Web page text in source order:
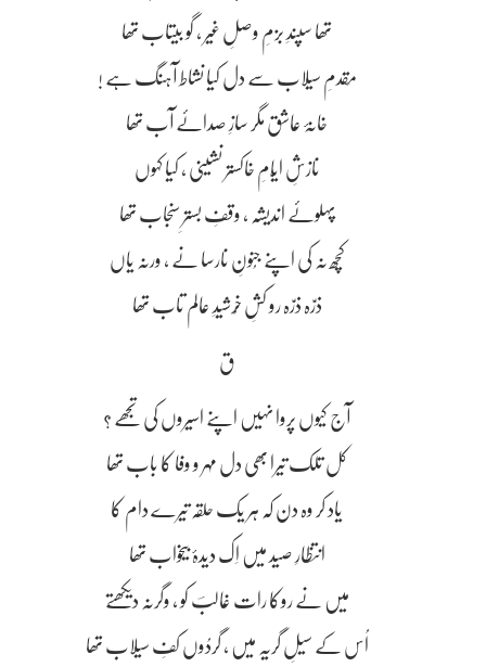
تھا سپندِ بزمِ وصلِ غیر ، گو بیتاب تھا
مَقدمِ سیلاب سے دل کیا نشاط آہنگ ہے !
خانۂ عاشق مگر سازِ صدائے آب تھا
نازشِ ایّامِ خاکستر نشینی ، کیا کہوں
پہلوئے اندیشہ ، وقفِ بسترِ سنجاب تھا
کچھ نہ کی اپنے جُنونِ نارسا نے ، ورنہ یاں
ذرّہ ذرّہ رو کشِ خُرشیدِ عالم تاب تھا
ق
آج کیوں پروا نہیں اپنے اسیروں کی تجھے ؟
کل تلک تیرا بھی دل مہر و وفا کا باب تھا
یاد کر وہ دن کہ ہر یک حلقہ تیرے دام کا
انتظارِ صید میں اِک دیدۂ بیخواب تھا
میں نے روکا رات غالبؔ کو ، وگرنہ دیکھتے
اُس کے سیلِ گریہ میں ، گردُوں کفِ سیلاب تھا